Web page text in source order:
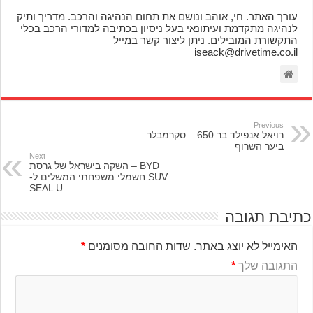
עורך האתר. חי, אוהב ונושם את תחום הנהיגה והרכב. מדריך ותיק
לנהיגה מתקדמת ועיתונאי בעל ניסיון בכתיבה למדורי הרכב בכלי
התקשורת המובילים. ניתן ליצור קשר במייל
iseack@drivetime.co.il
Previous
רויאל אנפילד בר 650 – סקרמבלר
ביער השרוף
Next
BYD – השקה בישראל של גרסת
SUV חשמלי משפחתי המשלים ל-
SEAL U
תגובה
האימייל לא יוצג באתר. שדות החובה מסומנים*
התגובה שלך*